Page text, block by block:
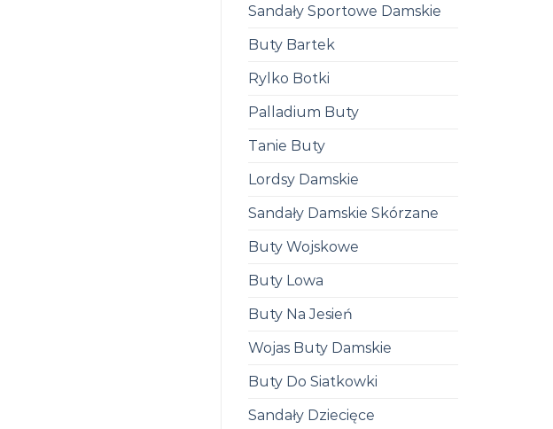
Sandały Sportowe Damskie
Buty Bartek
Rylko Botki
Palladium Buty
Tanie Buty
Lordsy Damskie
Sandały Damskie Skórzane
Buty Wojskowe
Buty Lowa
Buty Na Jesień
Wojas Buty Damskie
Buty Do Siatkowki
Sandały Dziecięce